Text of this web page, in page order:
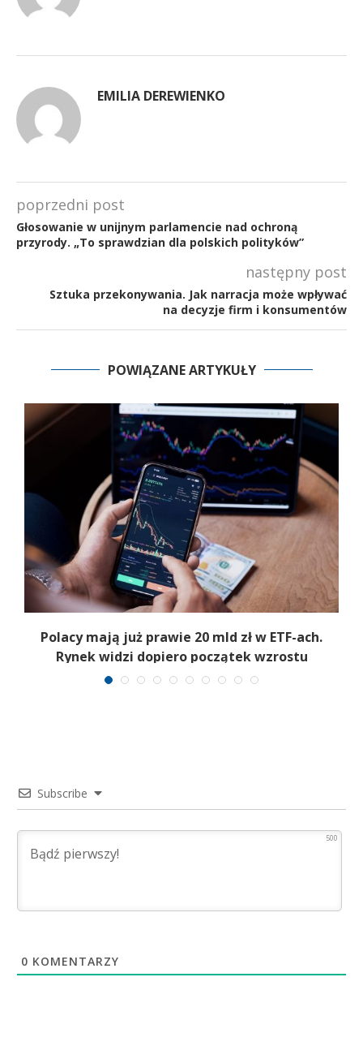
EMILIA DEREWIENKO
poprzedni post
Głosowanie w unijnym parlamencie nad ochroną
przyrody. „To sprawdzian dla polskich polityków”
następny post
Sztuka przekonywania. Jak narracja może wpływać
na decyzje firm i konsumentów
POWIĄZANE ARTYKUŁY
Polacy mają już prawie 20 mld zł w ETF-ach.
Rynek widzi dopiero początek wzrostu
Subscribe
500
0 KOMENTARZY